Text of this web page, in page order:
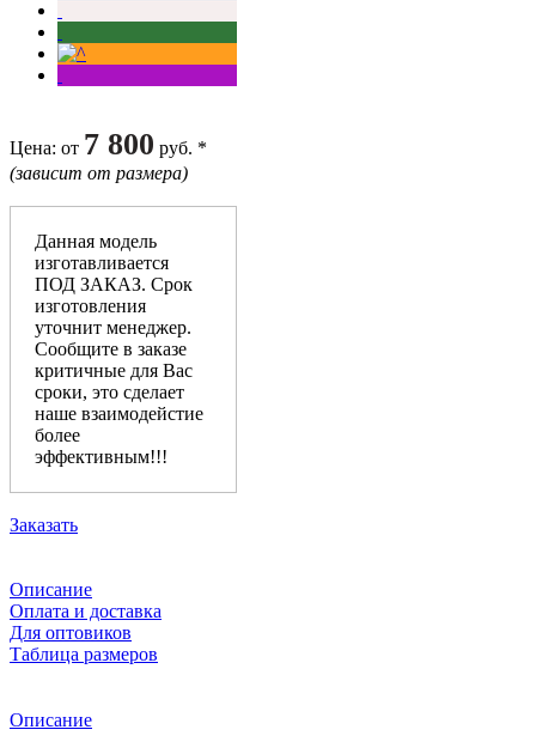
Цена: от 7 800 руб. *
(зависит от размера)
Данная модель
изготавливается
ПОД ЗАКАЗ. Срок
изготовления
уточнит менеджер.
Сообщите в заказе
критичные для Вас
сроки, это сделает
наше взаимодейстие
более
эффективным!!!
Заказать
Описание
Оплата и доставка
Для оптовиков
Таблица размеров
Описание